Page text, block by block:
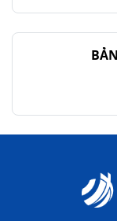
Ê-sai - Chương
Ê-sai - Chương
Ê-sai - Chương
Ê-sai - Chương